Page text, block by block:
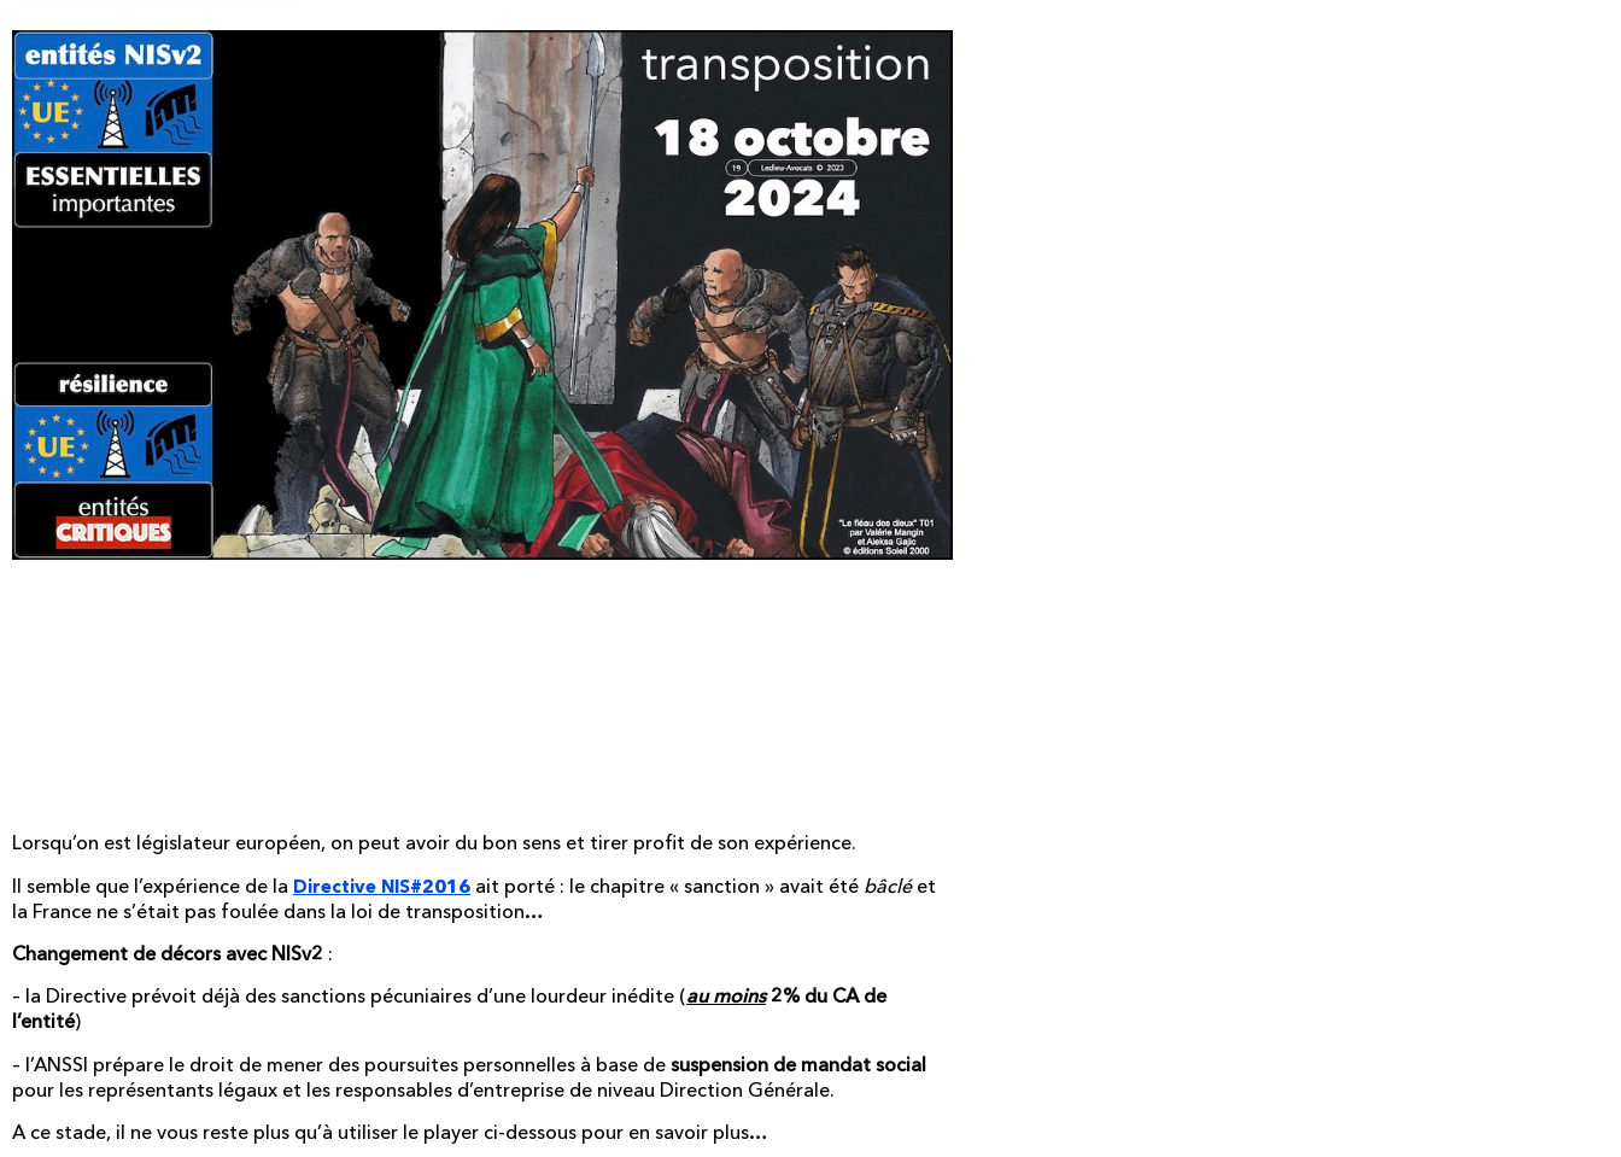
Lorsqu’on est législateur européen, on peut avoir du bon sens et tirer profit de son expérience.
Il semble que l’expérience de la Directive NIS#2016 ait porté : le chapitre « sanction » avait été bâcléet
la France ne s’était pas foulée dans la loi de transposition…
Changement de décors avec NISv2 :
– la Directive prévoit déjà des sanctions pécuniaires d’une lourdeur inédite (au moins2% du CA de
l’entité)
– l’ANSSI prépare le droit de mener des poursuites personnelles à base de suspension de mandat social
pour les représentants légaux et les responsables d’entreprise de niveau Direction Générale.
A ce stade, il ne vous reste plus qu’à utiliser le player ci-dessous pour en savoir plus…